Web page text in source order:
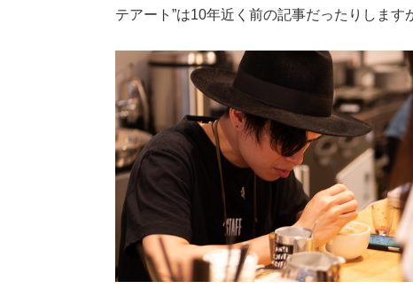
テアート”は10年近く前の記事だったりしま